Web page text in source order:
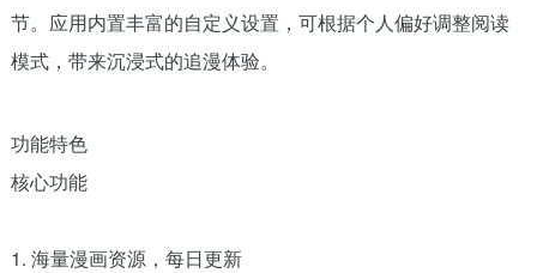
节。应用内置丰富的自定义设置，可根据个人偏好调整阅读
模式，带来沉浸式的追漫体验。
功能特色
核心功能
1. 海量漫画资源，每日更新